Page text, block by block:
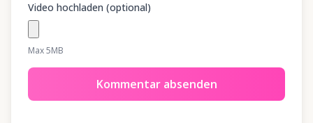
Video hochladen (optional)
Max 5MB
Kommentar absenden